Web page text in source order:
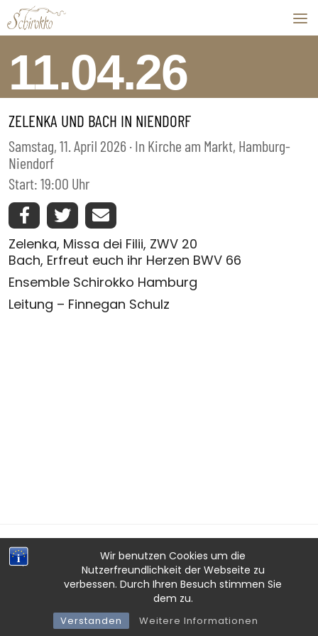
Wir benutzen Cookies um die
Nutzerfreundlichkeit der Webseite zu
verbessen. Durch Ihren Besuch stimmen Sie
dem zu.
Verstanden Weitere Informationen
Skip to content
11.04.26
ZELENKA UND BACH IN NIENDORF
Samstag, 11. April 2026 · In Kirche am Markt, Hamburg-
Niendorf
Start: 19:00 Uhr
Zelenka, Missa dei Filii, ZWV 20
Bach, Erfreut euch ihr Herzen BWV 66
Ensemble Schirokko Hamburg
Leitung – Finnegan Schulz
IMPRESSUM·DATENSCHUTZ· AGB
ENSEMBLE SCHIROKKO HAMBURG © 2026